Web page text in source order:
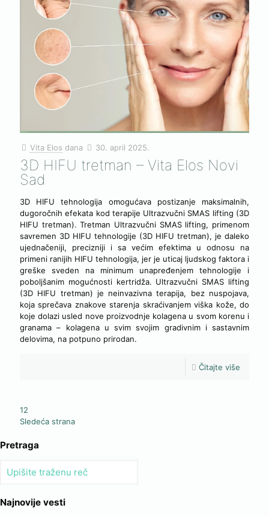
Vita Elos dana 30. april 2025.
3D HIFU tretman – Vita Elos Novi
Sad
3D HIFU tehnologija omogućava postizanje maksimalnih,
dugoročnih efekata kod terapije Ultrazvučni SMAS lifting (3D
HIFU tretman). Tretman Ultrazvučni SMAS lifting, primenom
savremen 3D HIFU tehnologije (3D HIFU tretman), je daleko
ujednačeniji, precizniji i sa većim efektima u odnosu na
primeni ranijih HIFU tehnologija, jer je uticaj ljudskog faktora i
greške sveden na minimum unapređenjem tehnologije i
poboljšanim mogućnosti kertridža. Ultrazvučni SMAS lifting
(3D HIFU tretman) je neinvazivna terapija, bez nuspojava,
koja sprečava znakove starenja skraćivanjem viška kože, do
koje dolazi usled nove proizvodnje kolagena u svom korenu i
granama – kolagena u svim svojim gradivnim i sastavnim
delovima, na potpuno prirodan.
Čitajte više
12
Sledeća strana
Pretraga
Najnovije vesti